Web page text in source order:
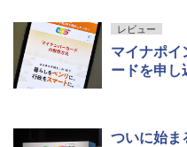
レビュー
マイナポ
ードを申し
ついに始ま